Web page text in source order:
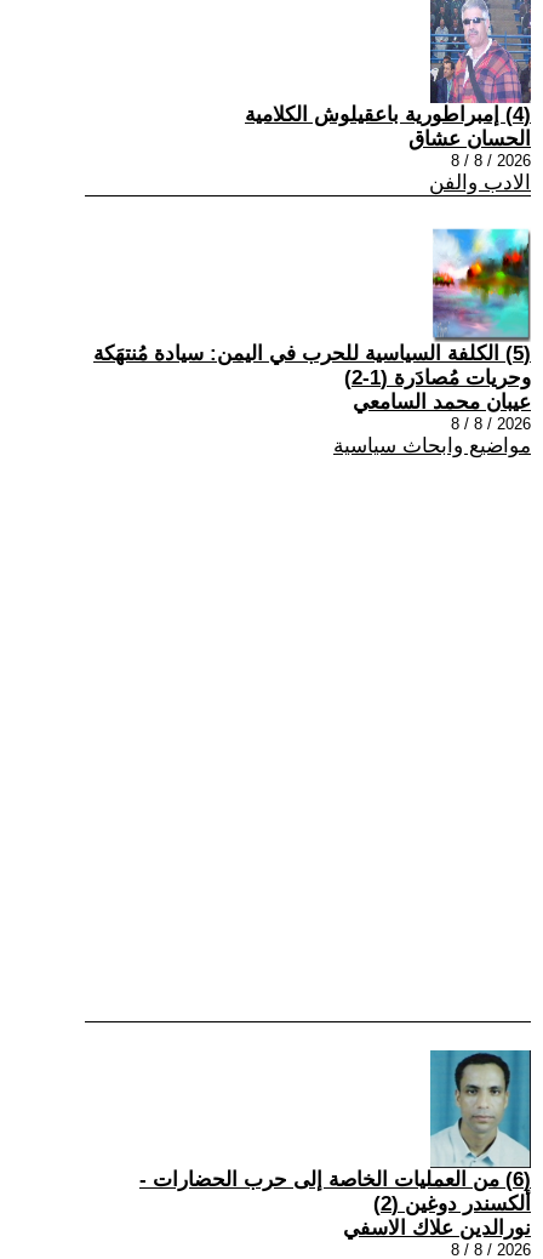
(4) إمبراطورية باعقيلوش الكلامية
الحسان عشاق
2026 / 8 / 8
الادب والفن
(5) الكلفة السياسية للحرب في اليمن: سيادة مُنتهَكة
وحريات مُصادَرة (1-2)
عيبان محمد السامعي
2026 / 8 / 8
مواضيع وابحاث سياسية
(6) من العمليات الخاصة إلى حرب الحضارات -
ألكسندر دوغين (2)
نورالدين علاك الاسفي
2026 / 8 / 8